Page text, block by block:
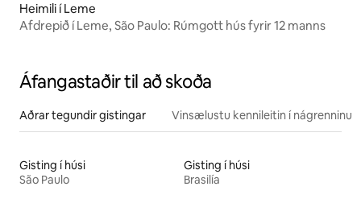
Heimili í Leme
Afdrepið í Leme, São Paulo: Rúmgott hús fyrir 12 manns
Áfangastaðir til að skoða
Aðrar tegundir gistingar Vinsælustu kennileitin í nágrenninu
Gisting í húsi
São Paulo
Gisting í húsi
Brasilía